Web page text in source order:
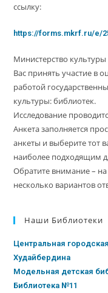
ссылку:
https://forms.mkrf.ru/e/
Министерство
Вас принять участие в
работой
культуры: библиотек.
Исследование
Анкета заполняется
анкеты и выберите тот
наиболее подходящим
Обратите внимание –
несколько вариантов
Наши Библиотеки
Центральная
Худайбердина
Модельная детская
Библиотека №11